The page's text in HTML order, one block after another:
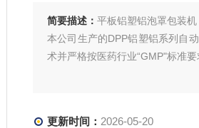
简要描述： 平板铝塑铝泡罩包装机
本公司生产的DPP铝塑铝系列自
术并严格按医药行业“GMP"标准要
更新时间： 2026-05-20